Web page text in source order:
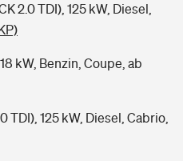
2.0 TDI), 125 kW, Diesel,
kW, Benzin, Coupe, ab
TDI), 125 kW, Diesel, Cabrio,